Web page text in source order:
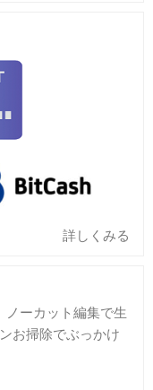
詳しくみる
ノーカット編集で生
お掃除でぶっかけ